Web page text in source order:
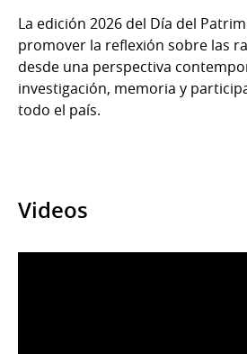
La edición 2026 del Día del
promover la reflexión sobre las
desde una perspectiva
investigación, memoria y
todo el país.
Videos